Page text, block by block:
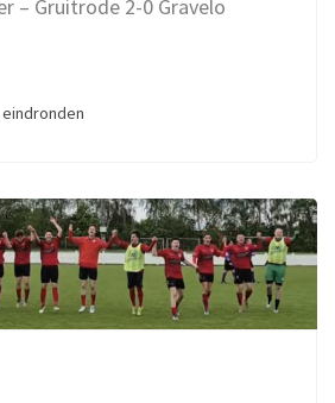
– Gruitrode 2-0 Gravelo
eindronden